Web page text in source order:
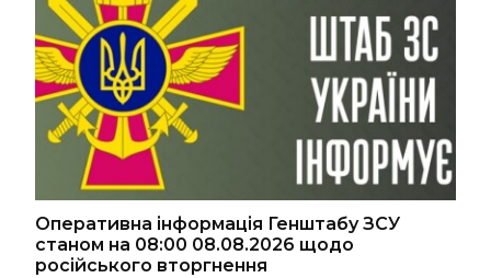
Оперативна інформація Генштабу ЗСУ
станом на 08:00 08.08.2026 щодо
російського вторгнення